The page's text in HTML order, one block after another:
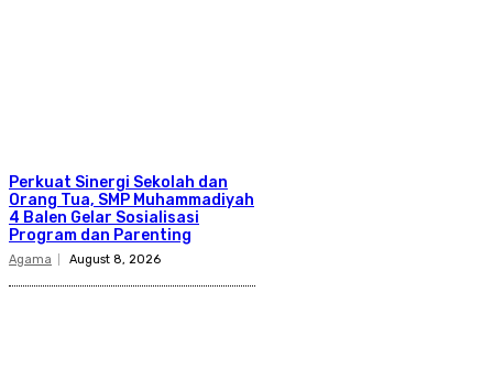
Perkuat Sinergi Sekolah dan
Orang Tua, SMP Muhammadiyah
4 Balen Gelar Sosialisasi
Program dan Parenting
Agama August 8, 2026